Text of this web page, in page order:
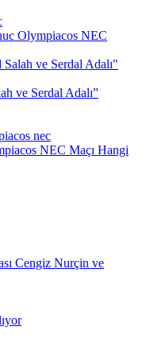
Olympiacos NEC
ve Serdal Adalı”
NEC Maçı Hangi
Cengiz Nurçin ve